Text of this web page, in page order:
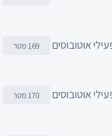
169 מטר
170 מטר